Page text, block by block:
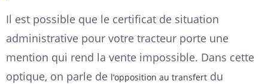
Il est possible que le certificat de situation
administrative pour votre tracteur porte une
mention qui rend la vente impossible. Dans cette
optique, on parle de l’opposition au transfert du